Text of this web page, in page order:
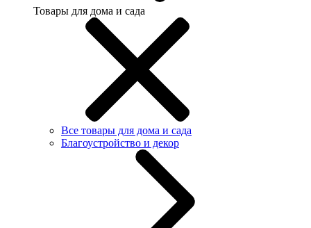
Товары для дома и сада
Все товары для дома и сада
Благоустройство и декор